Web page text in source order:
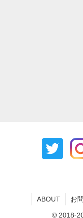
ABOUT お
© 2018-